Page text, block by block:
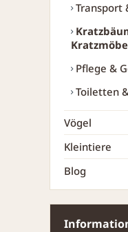
Transport
Pflege &
Toiletten
Vögel
Kleintiere
Blog